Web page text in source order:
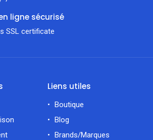
ligne sécurisé
SSL сertificate
Liens utiles
Boutique
Blog
Brands/Marques